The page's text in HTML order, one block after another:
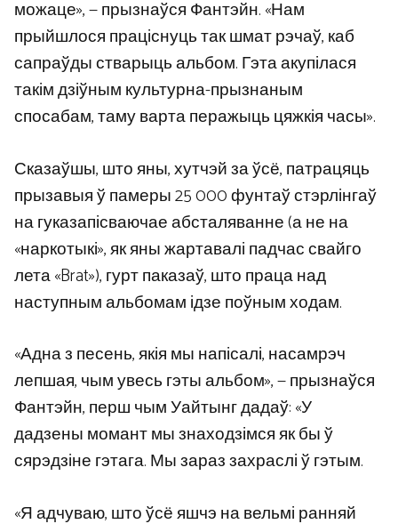
можаце», — прызнаўся Фантэйн. «Нам
прыйшлося праціснуць так шмат рэчаў, каб
сапраўды стварыць альбом. Гэта акупілася
такім дзіўным культурна-прызнаным
спосабам, таму варта перажыць цяжкія часы».
Сказаўшы, што яны, хутчэй за ўсё, патрацяць
прызавыя ў памеры 25 000 фунтаў стэрлінгаў
на гуказапісваючае абсталяванне (а не на
«наркотыкі», як яны жартавалі падчас свайго
лета «Brat»), гурт паказаў, што праца над
наступным альбомам ідзе поўным ходам.
«Адна з песень, якія мы напісалі, насамрэч
лепшая, чым увесь гэты альбом», — прызнаўся
Фантэйн, перш чым Уайтынг дадаў: «У
дадзены момант мы знаходзімся як бы ў
сярэдзіне гэтага. Мы зараз захраслі ў гэтым.
«Я адчуваю, што ўсё яшчэ на вельмі ранняй